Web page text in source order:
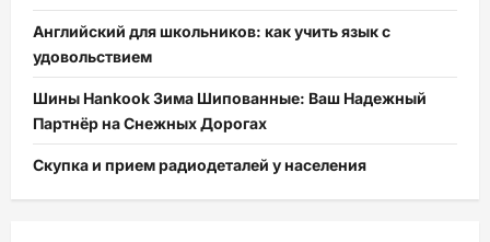
Английский для школьников: как учить язык с
удовольствием
Шины Hankook Зима Шипованные: Ваш Надежный
Партнёр на Снежных Дорогах
Скупка и прием радиодеталей у населения